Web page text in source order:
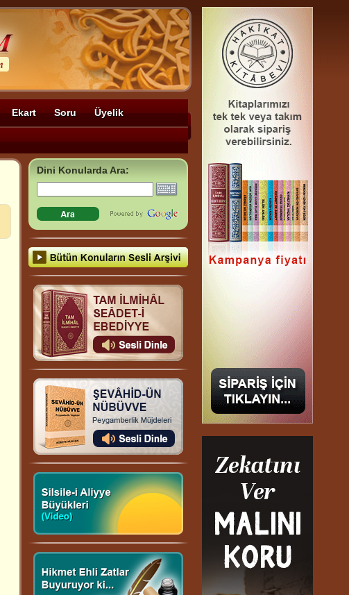
Ekart Soru Üyelik
Dini Konularda Ara: